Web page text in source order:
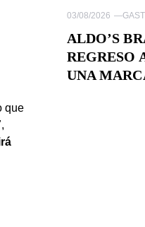
que
03/08/2026 —
ALDO’S
REGRESO
UNA